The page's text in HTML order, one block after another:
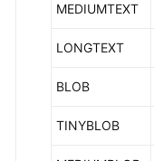
实
作
自
MEDIUMTEXT
LONGTEXT
BLOB
TINYBLOB